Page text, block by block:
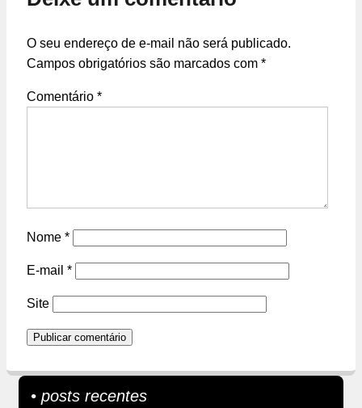
O seu endereço de e-mail não será publicado.
Campos obrigatórios são marcados com *
Comentário *
Nome *
E-mail *
Site
• posts recentes